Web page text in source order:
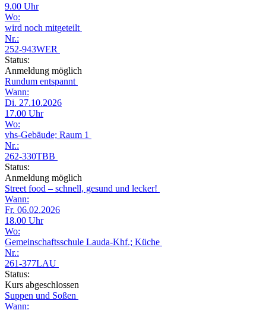
9.00 Uhr
Wo:
wird noch mitgeteilt
Nr.:
252-943WER
Status:
Anmeldung möglich
Rundum entspannt
Wann:
Di. 27.10.2026
17.00 Uhr
Wo:
vhs-Gebäude; Raum 1
Nr.:
262-330TBB
Status:
Anmeldung möglich
Street food – schnell, gesund und lecker!
Wann:
Fr. 06.02.2026
18.00 Uhr
Wo:
Gemeinschaftsschule Lauda-Khf.; Küche
Nr.:
261-377LAU
Status:
Kurs abgeschlossen
Suppen und Soßen
Wann: